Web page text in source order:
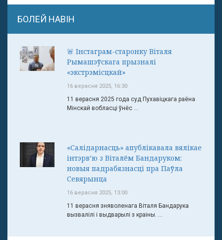
БОЛЕЙ НАВІН
🚨 Інстаграм-старонку Віталя
Рымашэўскага прызналі
«экстрэмісцкай»
16 верасня 2025, 16:30
11 верасня 2025 года суд Пухавіцкага раёна
Мінскай вобласці ўнёс ...
«Салідарнасць» апублікавала вялікае
інтэрв’ю з Віталём Бандаруком:
новыя падрабязнасці пра Паўла
Севярынца
16 верасня 2025, 13:00
11 верасня зняволенага Віталя Бандарука
вызвалілі і выдварылі з краіны. ...